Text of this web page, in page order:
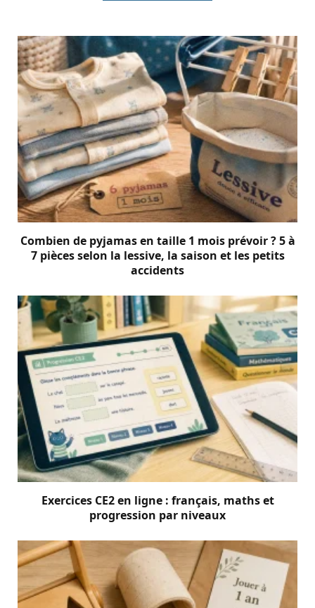
Combien de pyjamas en taille 1 mois prévoir ? 5 à
7 pièces selon la lessive, la saison et les petits
accidents
Exercices CE2 en ligne : français, maths et
progression par niveaux